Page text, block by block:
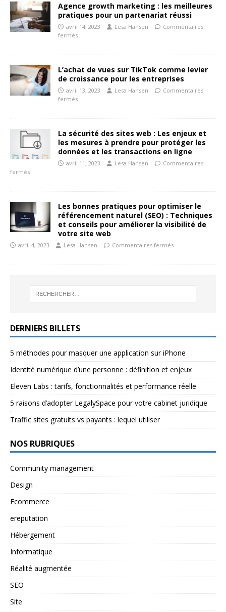
Agence growth marketing : les meilleures
pratiques pour un partenariat réussi
avril 14, 2023 Lesa Hansen
Commentaires
fermés
L’achat de vues sur TikTok comme levier
de croissance pour les entreprises
avril 13, 2023 Lesa Hansen
Commentaires
fermés
La sécurité des sites web : Les enjeux et
les mesures à prendre pour protéger les
données et les transactions en ligne
avril 11, 2023 Lesa Hansen
Commentaires
fermés
Les bonnes pratiques pour optimiser le
référencement naturel (SEO) : Techniques
et conseils pour améliorer la visibilité de
votre site web
avril 4, 2023 Lesa Hansen Commentaires fermés
DERNIERS BILLETS
5 méthodes pour masquer une application sur iPhone
Identité numérique d’une personne : définition et enjeux
Eleven Labs : tarifs, fonctionnalités et performance réelle
5 raisons d’adopter LegalySpace pour votre cabinet juridique
Traffic sites gratuits vs payants : lequel utiliser
NOS RUBRIQUES
Community management
Design
Ecommerce
ereputation
Hébergement
Informatique
Réalité augmentée
SEO
Site